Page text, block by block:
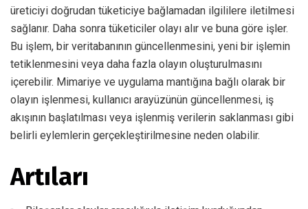
üreticiyi doğrudan tüketiciye bağlamadan ilgililere iletilmesi
sağlanır. Daha sonra tüketiciler olayı alır ve buna göre işler.
Bu işlem, bir veritabanının güncellenmesini, yeni bir işlemin
tetiklenmesini veya daha fazla olayın oluşturulmasını
içerebilir. Mimariye ve uygulama mantığına bağlı olarak bir
olayın işlenmesi, kullanıcı arayüzünün güncellenmesi, iş
akışının başlatılması veya işlenmiş verilerin saklanması gibi
belirli eylemlerin gerçekleştirilmesine neden olabilir.
Artıları